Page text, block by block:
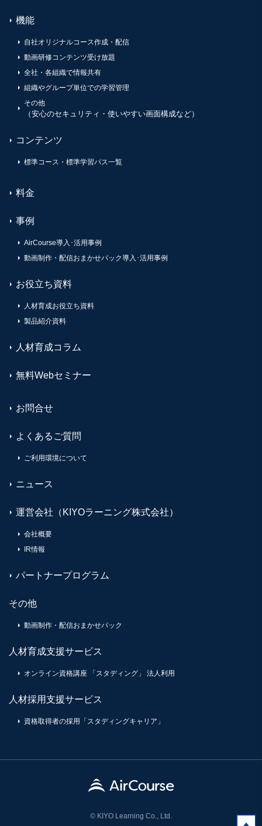
機能
自社オリジナルコース作成・配信
動画研修コンテンツ受け放題
全社・各組織で情報共有
組織やグループ単位での学習管理
その他
（安心のセキュリティ・使いやすい画面構成など）
コンテンツ
標準コース・標準学習パス一覧
料金
事例
AirCourse導入･活用事例
動画制作・配信おまかせパック導入･活用事例
お役立ち資料
人材育成お役立ち資料
製品紹介資料
人材育成コラム
無料Webセミナー
お問合せ
よくあるご質問
ご利用環境について
ニュース
運営会社（KIYOラーニング株式会社）
会社概要
IR情報
パートナープログラム
その他
動画制作・配信おまかせパック
人材育成支援サービス
オンライン資格講座 「スタディング」 法人利用
人材採用支援サービス
資格取得者の採用「スタディングキャリア」
© KIYO Learning Co., Ltd.